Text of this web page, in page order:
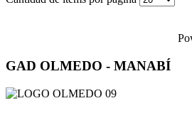
GAD OLMEDO - MANABÍ